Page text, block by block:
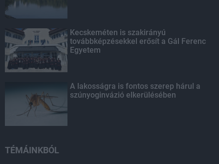
Kecskeméten is szakirányú
továbbképzésekkel erősít a Gál Ferenc
Egyetem
A lakosságra is fontos szerep hárul a
szúnyoginvázió elkerülésében
TÉMÁINKBÓL